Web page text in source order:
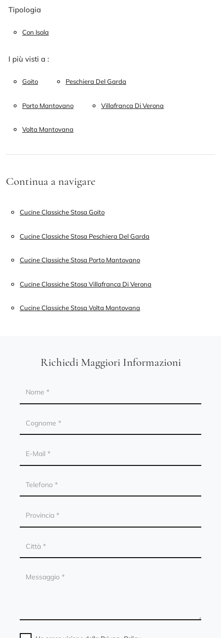
Tipologia
Con Isola
I più visti a :
Goito Peschiera Del Garda
Porto Mantovano Villafranca Di Verona
Volta Mantovana
Continua a navigare
Cucine Classiche Stosa Goito
Cucine Classiche Stosa Peschiera Del Garda
Cucine Classiche Stosa Porto Mantovano
Cucine Classiche Stosa Villafranca Di Verona
Cucine Classiche Stosa Volta Mantovana
Richiedi Maggiori Informazioni